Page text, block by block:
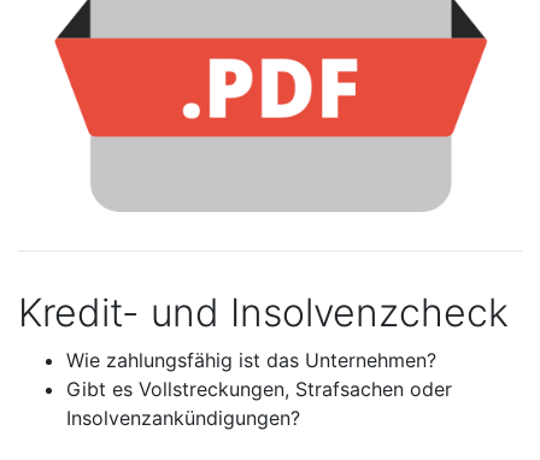
Kredit- und Insolvenzcheck
Wie zahlungsfähig ist das Unternehmen?
Gibt es Vollstreckungen, Strafsachen oder
Insolvenzankündigungen?